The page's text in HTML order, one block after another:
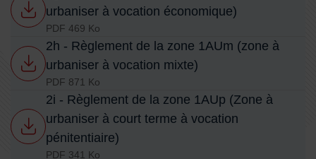
urbaniser à vocation économique)
PDF 469 Ko
2h - Règlement de la zone 1AUm (zone à
urbaniser à vocation mixte)
PDF 871 Ko
2i - Règlement de la zone 1AUp (Zone à
urbaniser à court terme à vocation
pénitentiaire)
PDF 341 Ko